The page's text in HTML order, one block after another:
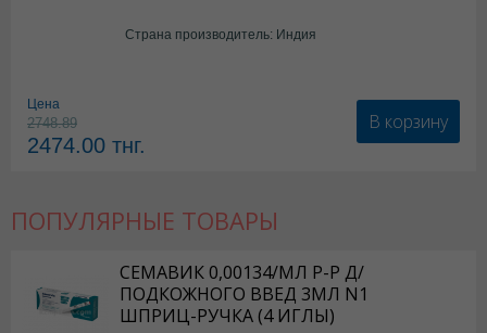
Страна производитель: Индия
Цена
2748.89
2474.00 тнг.
В корзину
ПОПУЛЯРНЫЕ ТОВАРЫ
СЕМАВИК 0,00134/МЛ Р-Р Д/
ПОДКОЖНОГО ВВЕД 3МЛ N1
ШПРИЦ-РУЧКА (4 ИГЛЫ)